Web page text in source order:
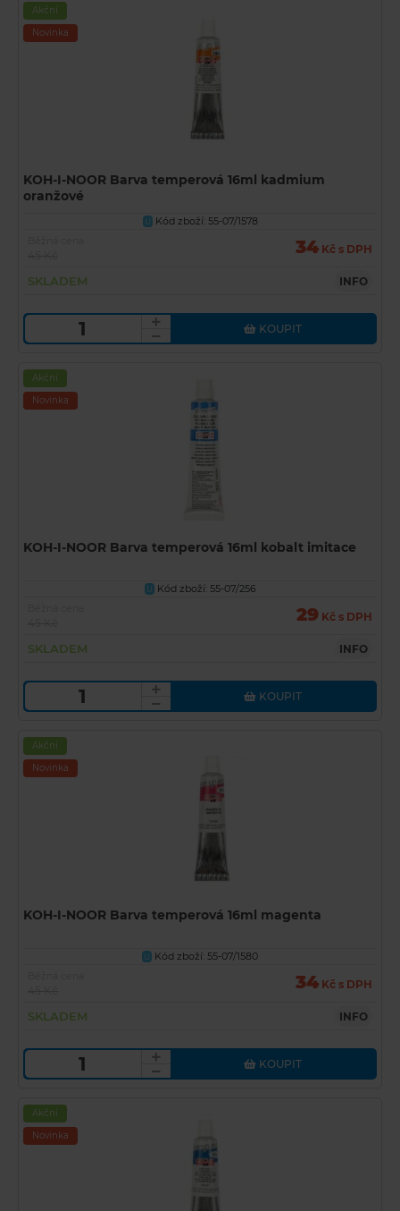
Akční
Novinka
KOH-I-NOOR Barva temperová 16ml kadmium
oranžové
U Kód zboží: 55-07/1578
34 Kč s DPH
SKLADEM INFO
KOUPIT
Akční
Novinka
KOH-I-NOOR Barva temperová 16ml kobalt imitace
U Kód zboží: 55-07/256
29 Kč s DPH
SKLADEM INFO
KOUPIT
Akční
Novinka
KOH-I-NOOR Barva temperová 16ml magenta
U
Kód zboží: 55-07/1580
34 Kč s DPH
SKLADEM INFO
KOUPIT
Akční
Novinka